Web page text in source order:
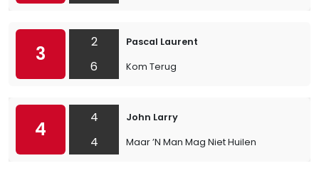
3
2
6
Pascal Laurent
Kom Terug
4
4
4
John Larry
Maar ’N Man Mag Niet Huilen